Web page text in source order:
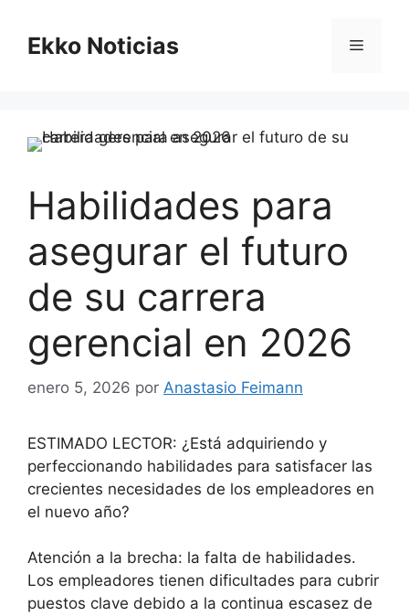
contenido
Ekko Noticias Menú
Habilidades para
asegurar el futuro
de su carrera
gerencial en 2026
enero 5, 2026 por Anastasio Feimann
ESTIMADO LECTOR: ¿Está adquiriendo y
perfeccionando habilidades para satisfacer las
crecientes necesidades de los empleadores en
el nuevo año?
Atención a la brecha: la falta de habilidades.
Los empleadores tienen dificultades para cubrir
puestos clave debido a la continua escasez de